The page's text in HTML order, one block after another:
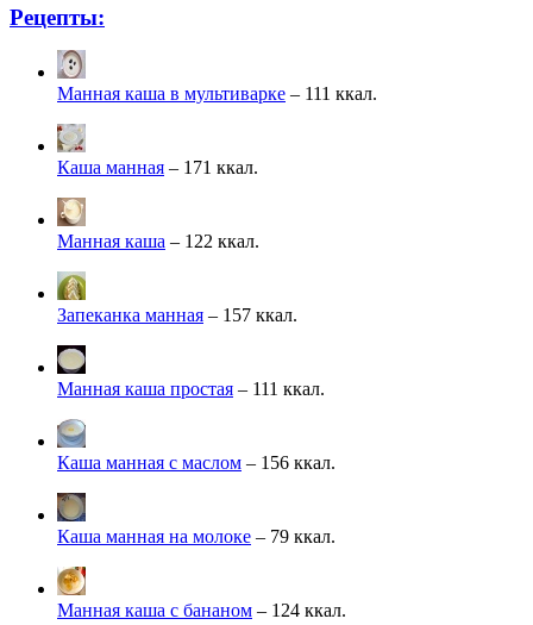
Рецепты:
Манная каша в мультиварке – 111 ккал.
Каша манная – 171 ккал.
Манная каша – 122 ккал.
Запеканка манная – 157 ккал.
Манная каша простая – 111 ккал.
Каша манная с маслом – 156 ккал.
Каша манная на молоке – 79 ккал.
Манная каша с бананом – 124 ккал.